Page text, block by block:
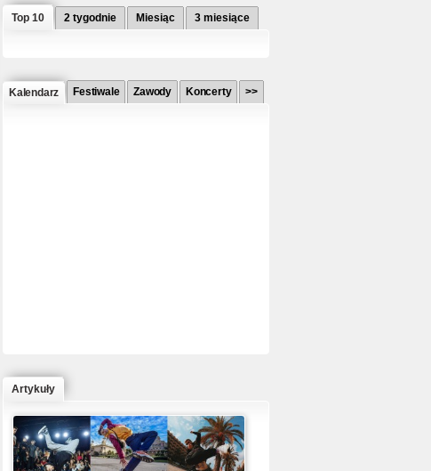
Kaczorex w najnowszym klipie: HRYPA
Top 10 2 tygodnie Miesiąc 3 miesiące
Kalendarz Festiwale Zawody Koncerty >>
Artykuły